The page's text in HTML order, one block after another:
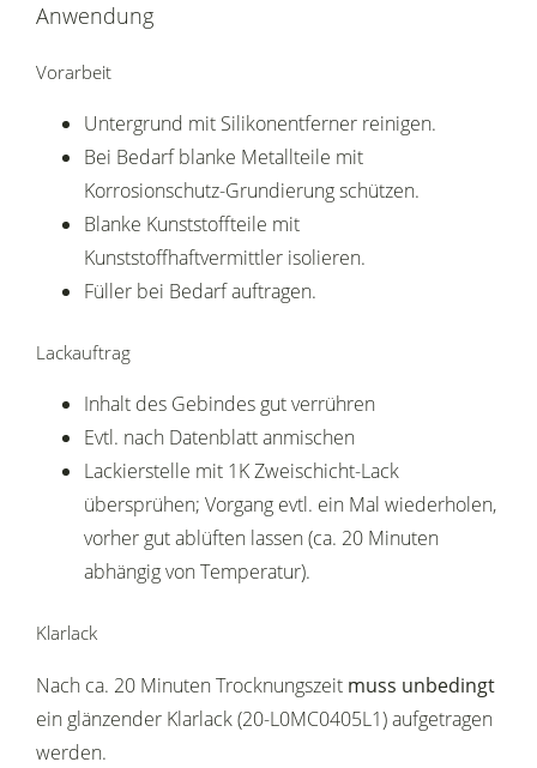
Anwendung
Vorarbeit
Untergrund mit Silikonentferner reinigen.
Bei Bedarf blanke Metallteile mit
Korrosionschutz-Grundierung schützen.
Blanke Kunststoffteile mit
Kunststoffhaftvermittler isolieren.
Füller bei Bedarf auftragen.
Lackauftrag
Inhalt des Gebindes gut verrühren
Evtl. nach Datenblatt anmischen
Lackierstelle mit 1K Zweischicht-Lack
übersprühen; Vorgang evtl. ein Mal wiederholen,
vorher gut ablüften lassen (ca. 20 Minuten
abhängig von Temperatur).
Klarlack
Nach ca. 20 Minuten Trocknungszeit muss unbedingt
ein glänzender Klarlack (20-L0MC0405L1) aufgetragen
werden.